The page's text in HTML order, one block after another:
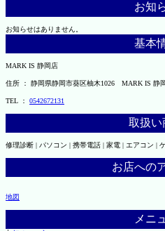
お知
お知らせはありません。
基本
MARK IS 静岡店
住所 ： 静岡県静岡市葵区柚木1026 MARK IS 静
TEL ： 0542672131
取扱い
修理診断 | パソコン | 携帯電話 | 家電 | エアコン |
お店への
地図
メニ